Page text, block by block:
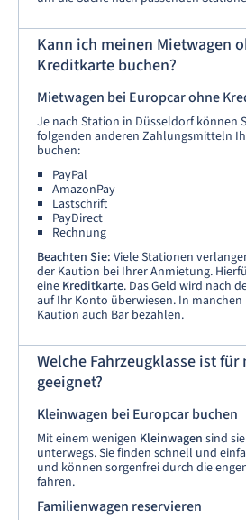
Kann ich meinen Mietwagen
Kreditkarte buchen?
Mietwagen bei Europcar ohne
Je nach Station in Düsseldorf können
folgenden anderen Zahlungsmitteln
buchen:
PayPal
AmazonPay
Lastschrift
PayDirect
Rechnung
Beachten Sie: Viele Stationen
der Kaution bei Ihrer Anmietung.
eine Kreditkarte. Das Geld wird nach
auf Ihr Konto überwiesen. In
Kaution auch Bar bezahlen.
Welche Fahrzeugklasse ist für
geeignet?
Kleinwagen bei Europcar buchen
Mit einem wenigen Kleinwagen sind
unterwegs. Sie finden schnell und
und können sorgenfrei durch die
fahren.
Familienwagen reservieren